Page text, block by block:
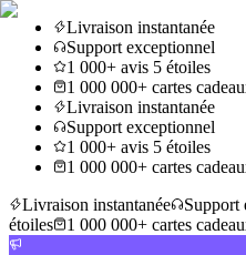
Livraison instantanée
Support exceptionnel
1 000+ avis 5 étoiles
1 000 000+ cartes
Livraison instantanée
Support exceptionnel
1 000+ avis 5 étoiles
1 000 000+ cartes
Livraison instantanée
Support
étoiles
1 000 000+ cartes